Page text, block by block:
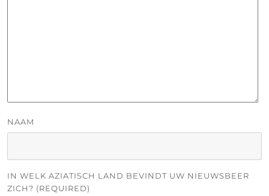
NAAM
IN WELK AZIATISCH LAND BEVINDT UW NIEUWSBEER
ZICH? (REQUIRED)